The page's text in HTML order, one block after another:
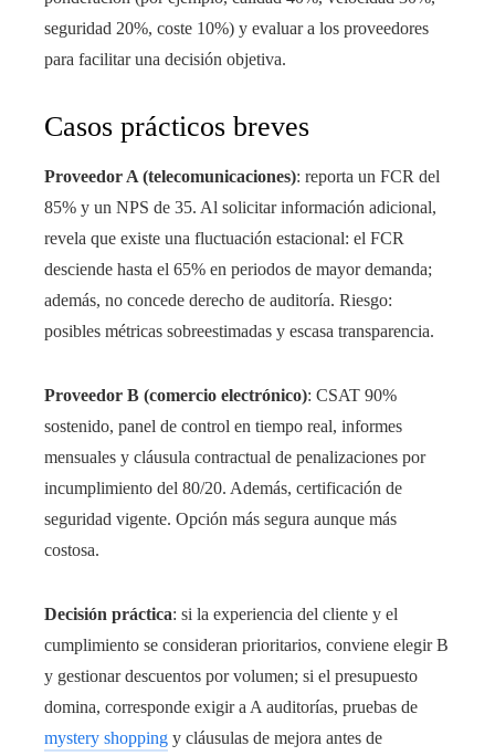
seguridad 20%, coste 10%) y evaluar a los proveedores
para facilitar una decisión objetiva.
Casos prácticos breves
Proveedor A (telecomunicaciones): reporta un FCR del
85% y un NPS de 35. Al solicitar información adicional,
revela que existe una fluctuación estacional: el FCR
desciende hasta el 65% en periodos de mayor demanda;
además, no concede derecho de auditoría. Riesgo:
posibles métricas sobreestimadas y escasa transparencia.
Proveedor B (comercio electrónico): CSAT 90%
sostenido, panel de control en tiempo real, informes
mensuales y cláusula contractual de penalizaciones por
incumplimiento del 80/20. Además, certificación de
seguridad vigente. Opción más segura aunque más
costosa.
Decisión práctica: si la experiencia del cliente y el
cumplimiento se consideran prioritarios, conviene elegir B
y gestionar descuentos por volumen; si el presupuesto
domina, corresponde exigir a A auditorías, pruebas de
mystery shopping y cláusulas de mejora antes de